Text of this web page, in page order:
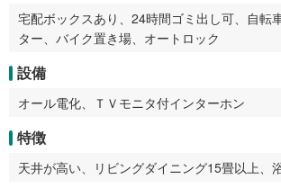
宅配ボックスあり、24時間ゴミ出し可、自転
ター、バイク置き場、オートロック
設備
オール電化、ＴＶモニタ付インターホン
特徴
天井が高い、リビングダイニング15畳以上、